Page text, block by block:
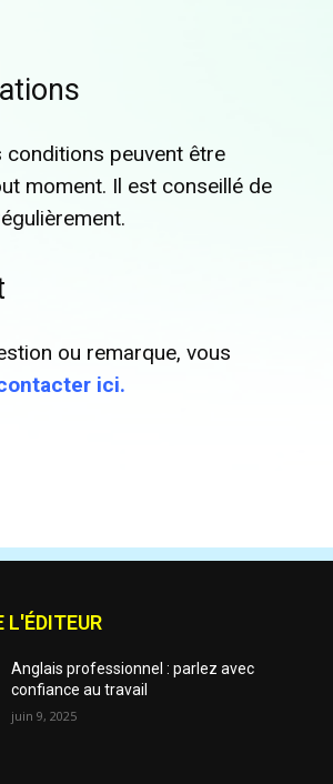
conditions peuvent être
moment. Il est conseillé de
ou remarque, vous
ici.
L'ÉDITEUR
Anglais professionnel : parlez avec
confiance au travail
juin 9, 2025